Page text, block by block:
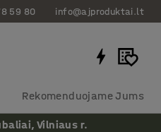
59 80 info@ajproduktai.lt
Rekomenduojame Jums
Vilniaus r.